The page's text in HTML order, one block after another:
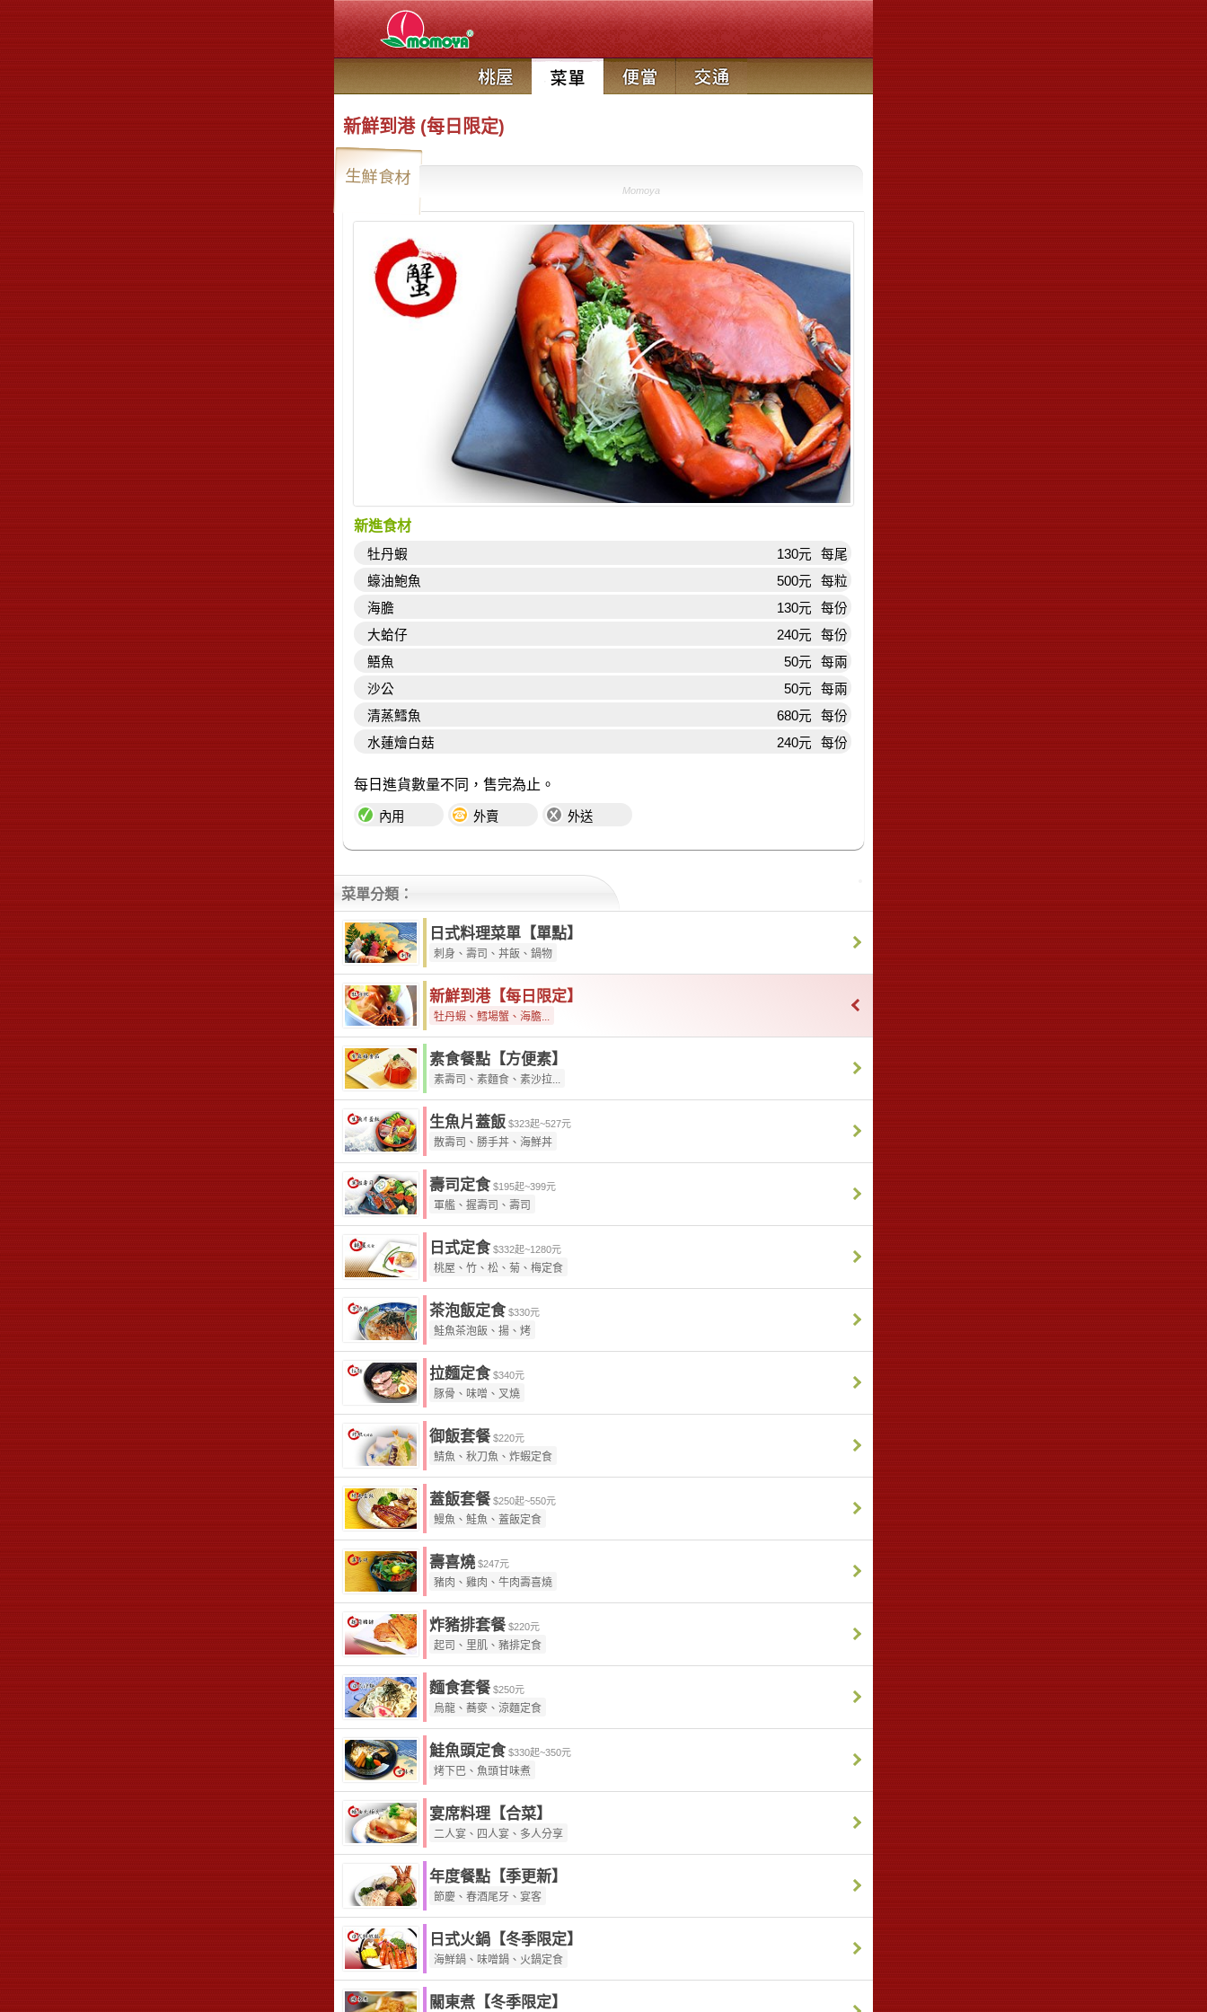
新鮮到港 (每日限定)
生鮮食材
Momoya
新進食材
牡丹蝦 每尾
130元
蠔油鮑魚
每粒
500元
海膽
每份
130元
大蛤仔
每份
240元
鯃魚
每兩
50元
沙公
每兩
50元
清蒸鱈魚
每份
680元
水蓮燴白菇
每份
240元
每日進貨數量不同，售完為止。
內用 外賣 外送
菜單分類：
日式料理菜單【單點】
刺身、壽司、丼飯、鍋物
新鮮到港【每日限定】
牡丹蝦、鱈場蟹、海膽...
素食餐點【方便素】
素壽司、素麵食、素沙拉...
生魚片蓋飯 $323起~527元
散壽司、勝手丼、海鮮丼
壽司定食 $195起~399元
軍艦、握壽司、壽司
日式定食 $332起~1280元
桃屋、竹、松、菊、梅定食
茶泡飯定食 $330元
鮭魚茶泡飯、揚、烤
拉麵定食 $340元
豚骨、味噌、叉燒
御飯套餐 $220元
鯖魚、秋刀魚、炸蝦定食
蓋飯套餐 $250起~550元
鰻魚、鮭魚、蓋飯定食
壽喜燒 $247元
豬肉、雞肉、牛肉壽喜燒
炸豬排套餐 $220元
起司、里肌、豬排定食
麵食套餐 $250元
烏龍、蕎麥、涼麵定食
鮭魚頭定食 $330起~350元
烤下巴、魚頭甘味煮
宴席料理【合菜】
二人宴、四人宴、多人分享
年度餐點【季更新】
節慶、春酒尾牙、宴客
日式火鍋【冬季限定】
海鮮鍋、味噌鍋、火鍋定食
關東煮【冬季限定】